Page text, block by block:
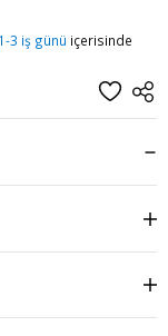
1-3 iş günü içerisinde